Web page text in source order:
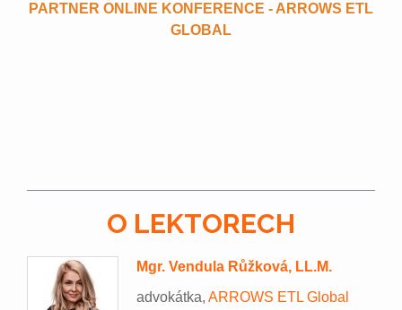
PARTNER ONLINE KONFERENCE - ARROWS ETL
GLOBAL
O LEKTORECH
Mgr. Vendula Růžková, LL.M.
advokátka, ARROWS ETL Global